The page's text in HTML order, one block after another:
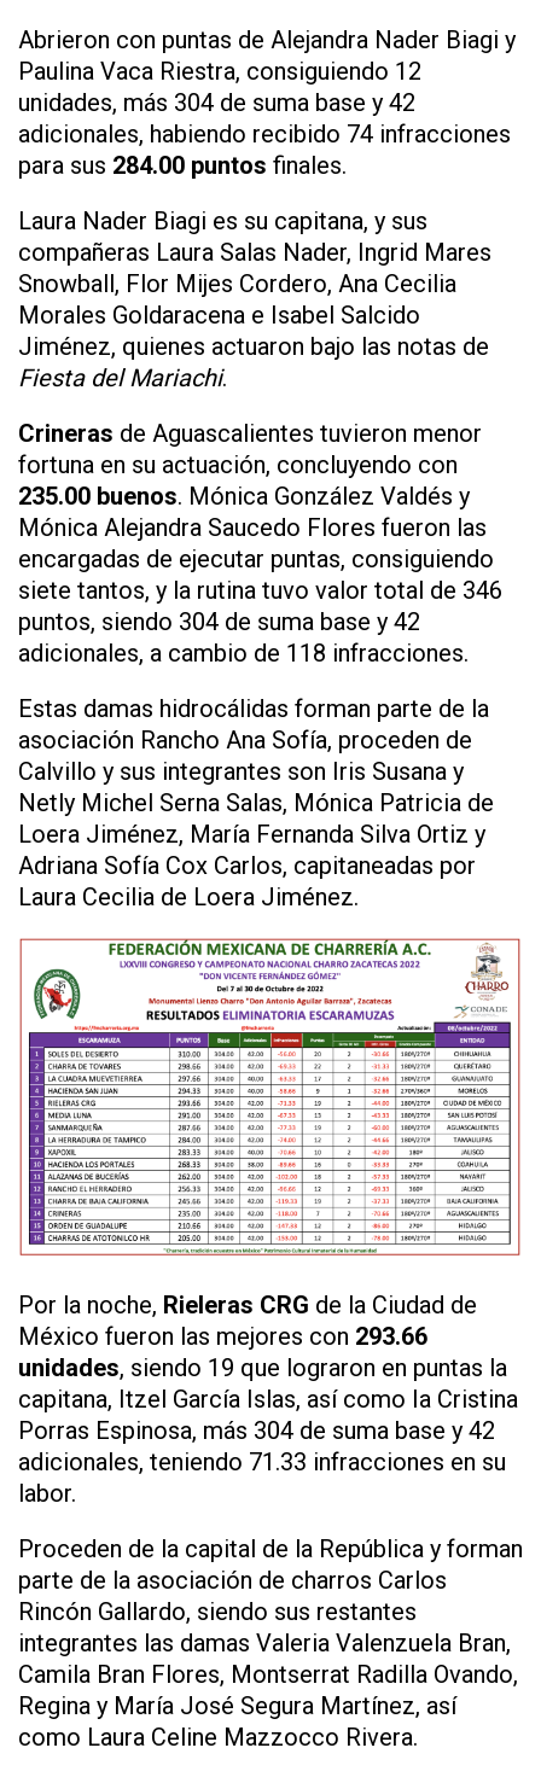
Abrieron con puntas de Alejandra Nader Biagi y
Paulina Vaca Riestra, consiguiendo 12
unidades, más 304 de suma base y 42
adicionales, habiendo recibido 74 infracciones
para sus 284.00 puntos finales.
Laura Nader Biagi es su capitana, y sus
compañeras Laura Salas Nader, Ingrid Mares
Snowball, Flor Mijes Cordero, Ana Cecilia
Morales Goldaracena e Isabel Salcido
Jiménez, quienes actuaron bajo las notas de
Fiesta del Mariachi.
Crineras de Aguascalientes tuvieron menor
fortuna en su actuación, concluyendo con
235.00 buenos. Mónica González Valdés y
Mónica Alejandra Saucedo Flores fueron las
encargadas de ejecutar puntas, consiguiendo
siete tantos, y la rutina tuvo valor total de 346
puntos, siendo 304 de suma base y 42
adicionales, a cambio de 118 infracciones.
Estas damas hidrocálidas forman parte de la
asociación Rancho Ana Sofía, proceden de
Calvillo y sus integrantes son Iris Susana y
Netly Michel Serna Salas, Mónica Patricia de
Loera Jiménez, María Fernanda Silva Ortiz y
Adriana Sofía Cox Carlos, capitaneadas por
Laura Cecilia de Loera Jiménez.
Por la noche, Rieleras CRG de la Ciudad de
México fueron las mejores con 293.66
unidades, siendo 19 que lograron en puntas la
capitana, Itzel García Islas, así como Ia Cristina
Porras Espinosa, más 304 de suma base y 42
adicionales, teniendo 71.33 infracciones en su
labor.
Proceden de la capital de la República y forman
parte de la asociación de charros Carlos
Rincón Gallardo, siendo sus restantes
integrantes las damas Valeria Valenzuela Bran,
Camila Bran Flores, Montserrat Radilla Ovando,
Regina y María José Segura Martínez, así
como Laura Celine Mazzocco Rivera.